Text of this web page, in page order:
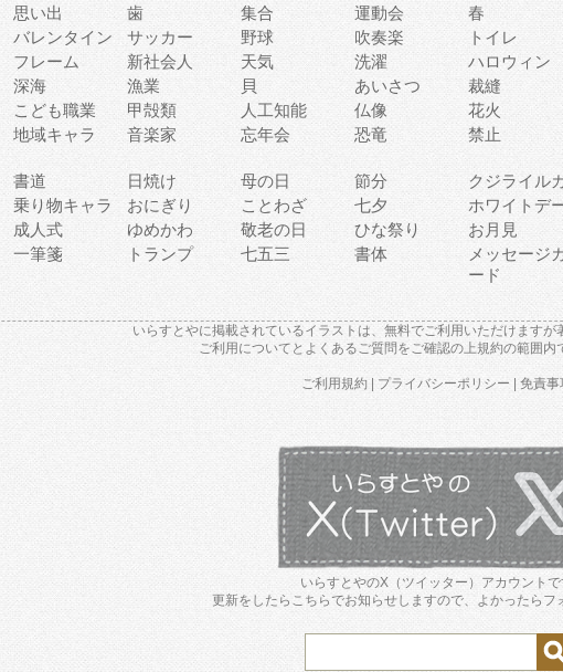
思い出 歯 集合 運動会 春
バレンタイン サッカー 野球 吹奏楽 トイレ
フレーム 新社会人 天気 洗濯 ハロウィン
深海 漁業 貝 あいさつ 裁縫
こども職業
甲殻類 人工知能 仏像 花火
地域キャラ 音楽家 忘年会 恐竜 禁止
書道 日焼け 母の日 節分 クジライル
乗り物キャラ おにぎり ことわざ 七夕 ホワイトデ
成人式 ゆめかわ 敬老の日 ひな祭り お月見
一筆箋 トランプ 七五三 書体
メッセージ
ード
いらすとやに掲載されているイラストは、無料でご利用いただけますが
ご利用について と よくあるご質問をご確認の上規約の範囲内
ご利用規約 プライバシーポリシー 免責事
いらすとやのX（ツイッター）アカウントで
更新をしたらこちらでお知らせしますので、よかったらフ